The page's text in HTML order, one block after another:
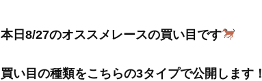
本日8/27のオススメレースの買い目です
買い目の種類をこちらの3タイプで公開します！